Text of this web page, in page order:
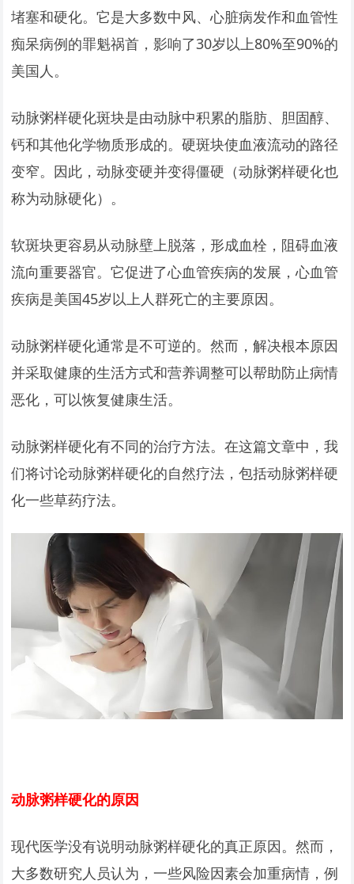
堵塞和硬化。它是大多数中风、心脏病发作和血管性
痴呆病例的罪魁祸首，影响了30岁以上80%至90%的
美国人。
动脉粥样硬化斑块是由动脉中积累的脂肪、胆固醇、
钙和其他化学物质形成的。硬斑块使血液流动的路径
变窄。因此，动脉变硬并变得僵硬（动脉粥样硬化也
称为动脉硬化）。
软斑块更容易从动脉壁上脱落，形成血栓，阻碍血液
流向重要器官。它促进了心血管疾病的发展，心血管
疾病是美国45岁以上人群死亡的主要原因。
动脉粥样硬化通常是不可逆的。然而，解决根本原因
并采取健康的生活方式和营养调整可以帮助防止病情
恶化，可以恢复健康生活。
动脉粥样硬化有不同的治疗方法。在这篇文章中，我
们将讨论动脉粥样硬化的自然疗法，包括动脉粥样硬
化一些草药疗法。
动脉粥样硬化的原因
现代医学没有说明动脉粥样硬化的真正原因。然而，
大多数研究人员认为，一些风险因素会加重病情，例